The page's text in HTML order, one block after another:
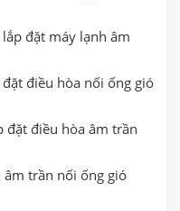
đặt máy lạnh âm
điều hòa nối ống gió
đặt điều hòa âm trần
trần nối ống gió